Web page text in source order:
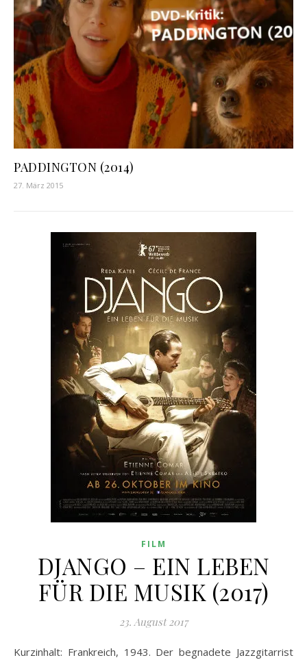
PADDINGTON (2014)
27. März 2015
FILM
DJANGO – EIN LEBEN
FÜR DIE MUSIK (2017)
23. August 2017
Kurzinhalt: Frankreich, 1943. Der begnadete Jazzgitarrist